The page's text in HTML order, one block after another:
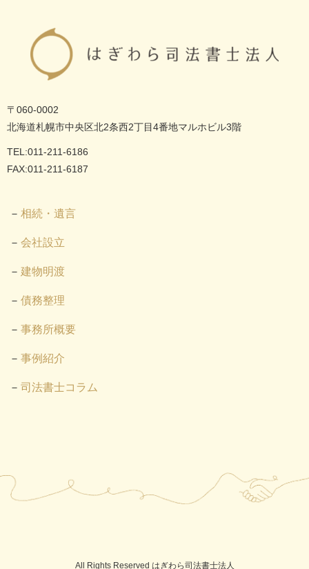
〒060-0002
北海道札幌市中央区北2条西2丁目4番地マルホビル3階
TEL:011-211-6186
FAX:011-211-6187
相続・遺言
会社設立
建物明渡
債務整理
事務所概要
事例紹介
司法書士コラム
All Rights Reserved はぎわら司法書士法人